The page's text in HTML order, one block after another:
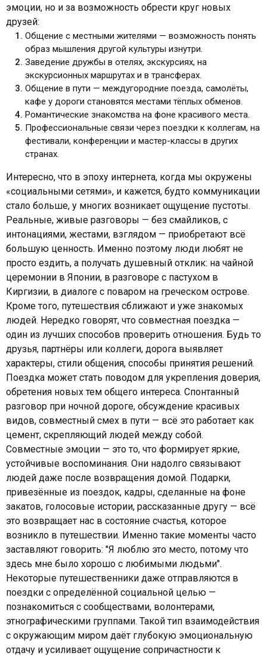
эмоции, но и за возможность обрести круг новых
друзей:
Общение с местными жителями — возможность понять
образ мышления другой культуры изнутри.
Заведение дружбы в отелях, экскурсиях, на
экскурсионных маршрутах и в трансферах.
Общение в пути — междугородние поезда, самолёты,
кафе у дороги становятся местами тёплых обменов.
Романтические знакомства на фоне красивого места.
Профессиональные связи через поездки к коллегам, на
фестивали, конференции и мастер-классы в других
странах.
Интересно, что в эпоху интернета, когда мы окружены
«социальными сетями», и кажется, будто коммуникации
стало больше, у многих возникает ощущение пустоты.
Реальные, живые разговоры — без смайликов, с
интонациями, жестами, взглядом — приобретают всё
большую ценность. Именно поэтому люди любят не
просто ездить, а получать душевный отклик: на чайной
церемонии в Японии, в разговоре с пастухом в
Киргизии, в диалоге с поваром на греческом острове.
Кроме того, путешествия сближают и уже знакомых
людей. Нередко говорят, что совместная поездка —
один из лучших способов проверить отношения. Будь то
друзья, партнёры или коллеги, дорога выявляет
характеры, стили общения, способы принятия решений.
Поездка может стать поводом для укрепления доверия,
обретения новых тем общего интереса. Спонтанный
разговор при ночной дороге, обсуждение красивых
видов, совместный смех в пути — всё это работает как
цемент, скрепляющий людей между собой.
Совместные эмоции — это то, что формирует яркие,
устойчивые воспоминания. Они надолго связывают
людей даже после возвращения домой. Подарки,
привезённые из поездок, кадры, сделанные на фоне
закатов, голосовые истории, рассказанные другу — всё
это возвращает нас в состояние счастья, которое
возникло в путешествии. Именно такие моменты часто
заставляют говорить: "Я люблю это место, потому что
здесь мне было хорошо с любимыми людьми".
Некоторые путешественники даже отправляются в
поездки с определённой социальной целью —
познакомиться с сообществами, волонтерами,
этнографическими группами. Такой тип взаимодействия
с окружающим миром даёт глубокую эмоциональную
отдачу и усиливает ощущение сопричастности к